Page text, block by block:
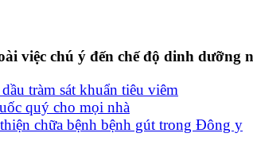
việc chú ý đến chế độ dinh
tràm sát khuẩn tiêu viêm
quý cho mọi nhà
chữa bệnh bệnh gút trong Đông y